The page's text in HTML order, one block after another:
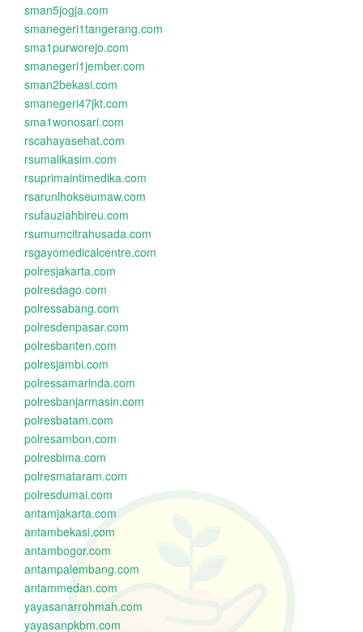
sman5jogja.com
smanegeri1tangerang.com
sma1purworejo.com
smanegeri1jember.com
sman2bekasi.com
smanegeri47jkt.com
sma1wonosari.com
rscahayasehat.com
rsumalikasim.com
rsuprimaintimedika.com
rsarunlhokseumaw.com
rsufauziahbireu.com
rsumumcitrahusada.com
rsgayomedicalcentre.com
polresjakarta.com
polresdago.com
polressabang.com
polresdenpasar.com
polresbanten.com
polresjambi.com
polressamarinda.com
polresbanjarmasin.com
polresbatam.com
polresambon.com
polresbima.com
polresmataram.com
polresdumai.com
antamjakarta.com
antambekasi.com
antambogor.com
antampalembang.com
antammedan.com
yayasanarrohmah.com
yayasanpkbm.com